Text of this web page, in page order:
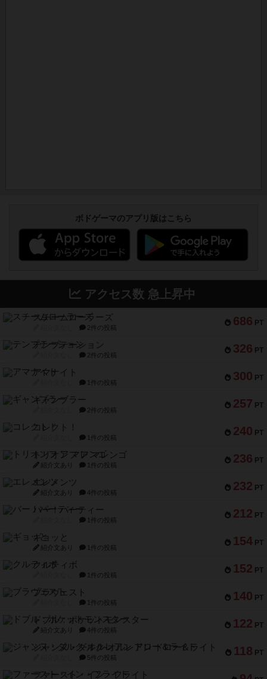
ボドゲーマのアプリ版はこちら
アクセス数 急上昇中
686 PT
スチームローラーズ
2件の投稿
326 PT
テンプテーション
2件の投稿
300 PT
アマナイト
1件の投稿
257 PT
ギャンブラー
2件の投稿
240 PT
コレクト！
1件の投稿
236 PT
トリオンフ ア マレンゴ
紹介文あり 1件の投稿
232 PT
エレメンツ
紹介文あり 4件の投稿
212 PT
バー！パーティー
1件の投稿
154 PT
ギョッと
紹介文あり 1件の投稿
152 PT
クルティボ
1件の投稿
140 PT
ブラヴェスト
1件の投稿
122 PT
ドブル：ポケットモンスター
紹介文あり 4件の投稿
118 PT
ジャンヌ・ダルク-オルレアン ドロー＆ライト
5件の投稿
ファースト・イン・フライト